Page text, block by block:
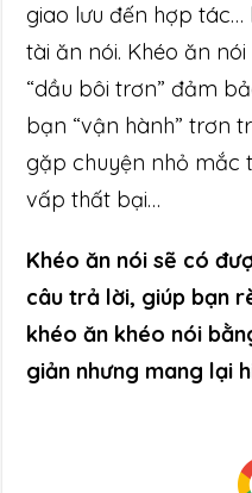
giao lưu đến hợp
tài ăn nói. Khéo ăn
“dầu bôi trơn” đảm
bạn “vận hành” trơn
gặp chuyện nhỏ mắc
vấp thất bại…
Khéo ăn nói sẽ có
câu trả lời, giúp bạn
khéo ăn khéo nói
giản nhưng mang lại